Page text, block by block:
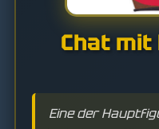
Chat mit
Eine der